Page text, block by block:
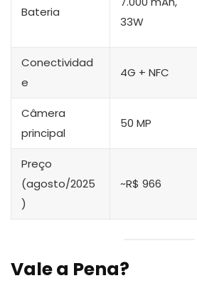
Bateria
33W
Conectividad
e
4G + NFC
Câmera
principal
50 MP
Preço
(agosto/2025
)
~R$ 966
Vale a Pena?